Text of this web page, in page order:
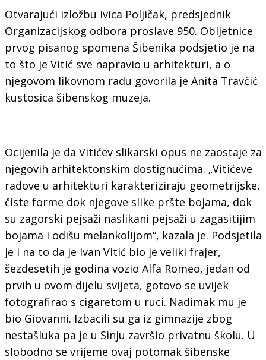
Otvarajući izložbu Ivica Poljičak, predsjednik
Organizacijskog odbora proslave 950. Obljetnice
prvog pisanog spomena Šibenika podsjetio je na
to što je Vitić sve napravio u arhitekturi, a o
njegovom likovnom radu govorila je Anita Travčić
kustosica šibenskog muzeja.
Ocijenila je da Vitićev slikarski opus ne zaostaje za
njegovih arhitektonskim dostignućima. „Vitićeve
radove u arhitekturi karakteriziraju geometrijske,
čiste forme dok njegove slike pršte bojama, dok
su zagorski pejsaži naslikani pejsaži u zagasitijim
bojama i odišu melankolijom“, kazala je. Podsjetila
je i na to da je Ivan Vitić bio je veliki frajer,
šezdesetih je godina vozio Alfa Romeo, jedan od
prvih u ovom dijelu svijeta, gotovo se uvijek
fotografirao s cigaretom u ruci. Nadimak mu je
bio Giovanni. Izbacili su ga iz gimnazije zbog
nestašluka pa je u Sinju završio privatnu školu. U
slobodno se vrijeme ovaj potomak šibenske